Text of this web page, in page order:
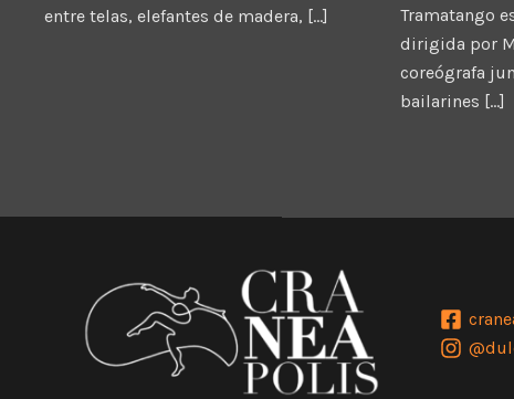
entre telas, elefantes de madera, […]
Tramatango
dirigida por
coreógrafa
bailarines […]